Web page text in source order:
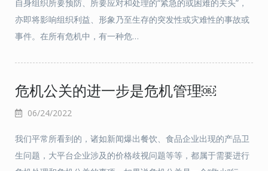
自身组织所要预防、所要应对和处理的“紧急的或困难的关头”，
亦即将影响组织利益、形象乃至生存的突发性或灾难性的事故或
事件。在所有危机中，有一种危…
危机公关的进一步是危机管理￼
06/24/2022
我们平常所看到的，诸如新闻爆出餐饮、食品企业出现的产品卫
生问题，大平台企业涉及的价格歧视问题等等，都属于需要进行